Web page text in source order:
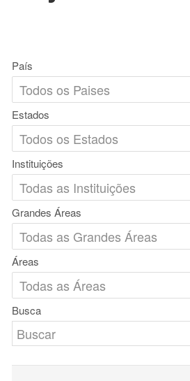
País
Estados
Instituições
Grandes Áreas
Áreas
Busca